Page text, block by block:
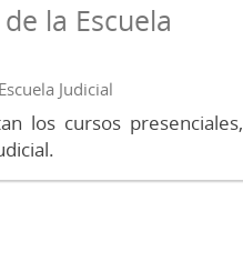
la Escuela
Judicial
los cursos presenciales,